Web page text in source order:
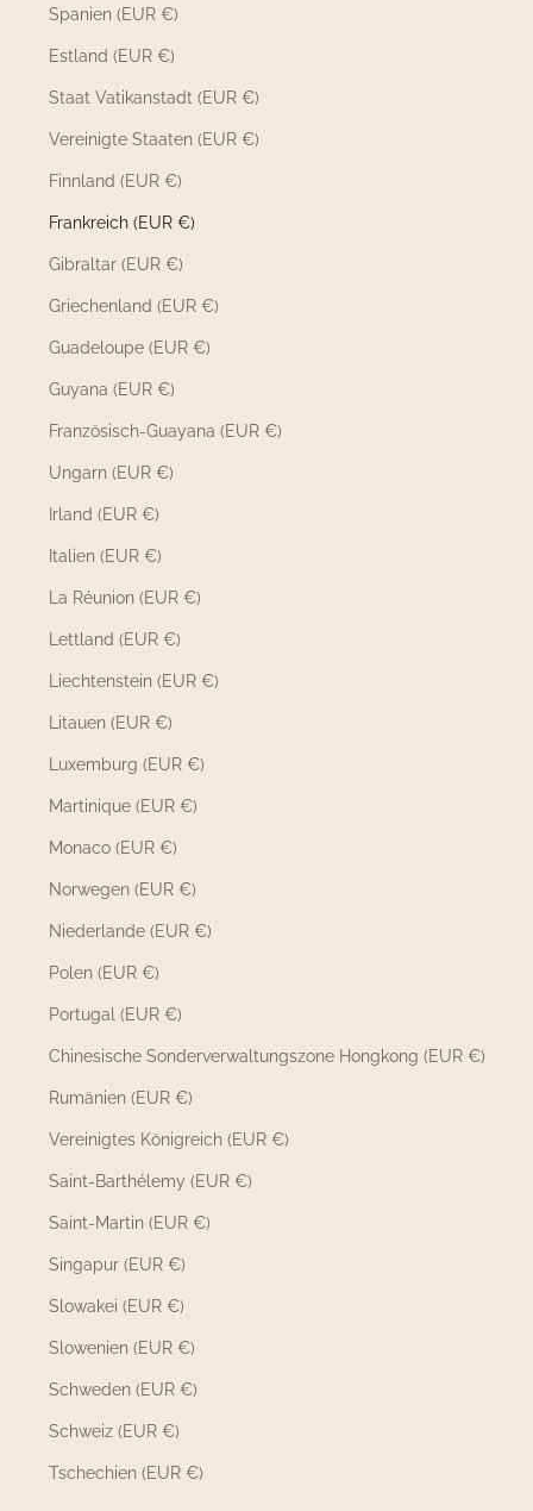
Spanien (EUR €)
Estland (EUR €)
Staat Vatikanstadt (EUR €)
Vereinigte Staaten (EUR €)
Finnland (EUR €)
Frankreich (EUR €)
Gibraltar (EUR €)
Griechenland (EUR €)
Guadeloupe (EUR €)
Guyana (EUR €)
Französisch-Guayana (EUR €)
Ungarn (EUR €)
Irland (EUR €)
Italien (EUR €)
La Réunion (EUR €)
Lettland (EUR €)
Liechtenstein (EUR €)
Litauen (EUR €)
Luxemburg (EUR €)
Martinique (EUR €)
Monaco (EUR €)
Norwegen (EUR €)
Niederlande (EUR €)
Polen (EUR €)
Portugal (EUR €)
Chinesische Sonderverwaltungszone Hongkong (EUR €)
Rumänien (EUR €)
Vereinigtes Königreich (EUR €)
Saint-Barthélemy (EUR €)
Saint-Martin (EUR €)
Singapur (EUR €)
Slowakei (EUR €)
Slowenien (EUR €)
Schweden (EUR €)
Schweiz (EUR €)
Tschechien (EUR €)